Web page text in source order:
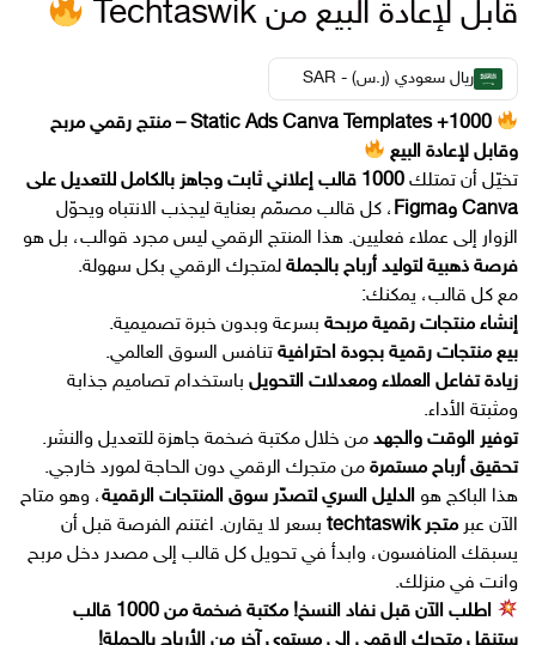
قابل لإعادة البيع من Techtaswik
ريال سعودي (ر.س) - SAR
1000+ Static Ads Canva Templates – منتج رقمي مربح
وقابل لإعادة البيع
تخيّل أن تمتلك
1000 قالب إعلاني ثابت وجاهز بالكامل للتعديل على
Canva وFigma
، كل قالب مصمّم بعناية ليجذب الانتباه ويحوّل
الزوار إلى عملاء فعليين. هذا المنتج الرقمي ليس مجرد قوالب، بل هو
فرصة ذهبية لتوليد أرباح بالجملة لمتجرك الرقمي بكل سهولة.
مع كل قالب، يمكنك:
إنشاء منتجات رقمية مربحة بسرعة وبدون خبرة تصميمية.
بيع منتجات رقمية بجودة احترافية تنافس السوق العالمي.
زيادة تفاعل العملاء ومعدلات التحويل باستخدام تصاميم جذابة
ومثبتة الأداء.
توفير الوقت والجهد من خلال مكتبة ضخمة جاهزة للتعديل والنشر.
تحقيق أرباح مستمرة من متجرك الرقمي دون الحاجة لمورد خارجي.
هذا الباكج هو الدليل السري لتصدّر سوق المنتجات الرقمية، وهو متاح
الآن عبر متجر techtaswik
بسعر لا يقارن. اغتنم الفرصة قبل أن
يسبقك المنافسون، وابدأ في تحويل كل قالب إلى مصدر دخل مربح
وانت في منزلك.
اطلب الآن قبل نفاد النسخ! مكتبة ضخمة من 1000 قالب
ستنقل متجرك الرقمي إلى مستوى آخر من الأرباح بالجملة!